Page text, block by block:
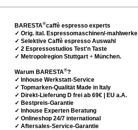
BARESTA®caffè espresso experts
✓ Orig. ital. Espressomaschinen/-mahlwerke
✓ Selektive Caffè espresso Auswahl
✓ 2 Espressostudios Test'n Taste
✓ Metropolregion Stuttgart + München.
Warum BARESTA®?
✓ Inhouse Werkstatt-Service
✓ Topmarken-Qualität Made in Italy
✓ Direkt-Lieferung D frei ab 69€ | EU a.A.
✓ Bestpreis-Garantie
✓ Inhouse Experten Beratung
✓ Onlineshop 24/7 international
✓ Aftersales-Service-Garantie